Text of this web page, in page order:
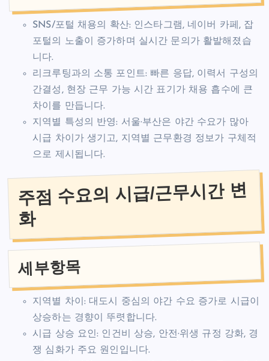
SNS/포털 채용의 확산: 인스타그램, 네이버 카페, 잡
포털의 노출이 증가하며 실시간 문의가 활발해졌습
니다.
리크루팅과의 소통 포인트: 빠른 응답, 이력서 구성의
간결성, 현장 근무 가능 시간 표기가 채용 흡수에 큰
차이를 만듭니다.
지역별 특성의 반영: 서울·부산은 야간 수요가 많아
시급 차이가 생기고, 지역별 근무환경 정보가 구체적
으로 제시됩니다.
주점 수요의 시급/근무시간 변
화
세부항목
지역별 차이: 대도시 중심의 야간 수요 증가로 시급이
상승하는 경향이 뚜렷합니다.
시급 상승 요인: 인건비 상승, 안전·위생 규정 강화, 경
쟁 심화가 주요 원인입니다.